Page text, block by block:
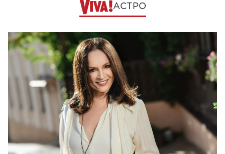
АСТРО